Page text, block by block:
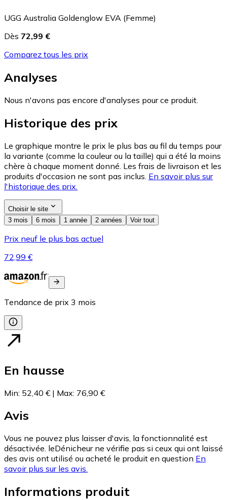
UGG Australia Goldenglow EVA (Femme)
Dès 72,99 €
Comparez tous les prix
Analyses
Nous n'avons pas encore d'analyses pour ce produit.
Historique des prix
Le graphique montre le prix le plus bas au fil du temps pour
la variante (comme la couleur ou la taille) qui a été la moins
chère à chaque moment donné. Les frais de livraison et les
produits d'occasion ne sont pas inclus. En savoir plus sur
l'historique des prix.
Choisir le site
3 mois
6 mois 1 année 2 années Voir tout
Prix neuf le plus bas actuel
72,99 €
Tendance de prix 3 mois
En hausse
Min: 52,40 € | Max: 76,90 €
Avis
Vous ne pouvez plus laisser d'avis, la fonctionnalité est
désactivée. leDénicheur ne vérifie pas si ceux qui ont laissé
des avis ont utilisé ou acheté le produit en question En
savoir plus sur les avis.
Informations produit